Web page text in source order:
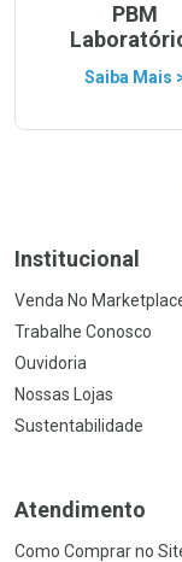
PBM
Saiba Mais
Institucional
Venda No
Trabalhe Conosco
Ouvidoria
Nossas Lojas
Sustentabilidade
Atendimento
Como Comprar no